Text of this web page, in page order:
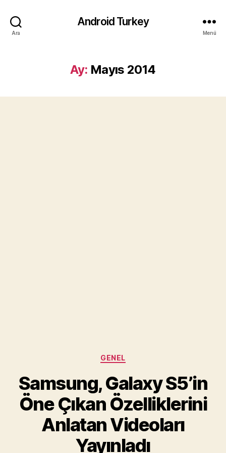
Ara
Android Turkey
Menü
Ay: Mayıs 2014
Kategoriler
GENEL
Samsung, Galaxy S5’in
Öne Çıkan Özelliklerini
Anlatan Videoları
Yayınladı